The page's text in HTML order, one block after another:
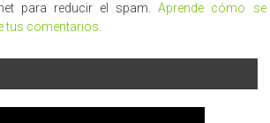
para reducir el spam.Aprende cómo se
tus comentarios.